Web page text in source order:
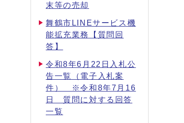
末等の売却
舞鶴市LINEサービス機
能拡充業務【質問回
答】
令和8年6月22日入札公
告一覧（電子入札案
件） ※令和8年7月16
日 質問に対する回答
一覧